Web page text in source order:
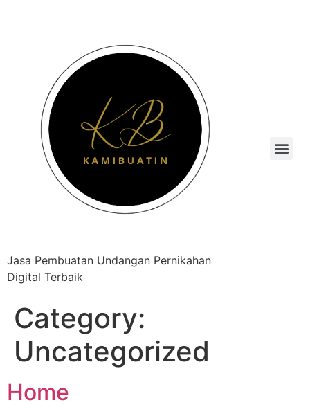
Jasa Pembuatan Undangan Pernikahan
Digital Terbaik
Category:
Uncategorized
Home